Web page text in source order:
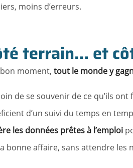
moins d’erreurs.
terrain… et
moment, tout le monde y
de se souvenir de ce qu’ils ont
d’un suivi du temps en
les données prêtes à l’emploi
bonne affaire, sans attendre les